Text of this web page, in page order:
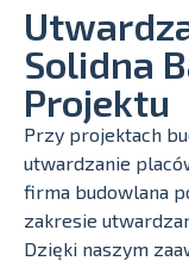
Solidna
Projektu
Przy projektach
utwardzanie
firma budowlana
zakresie
Dzięki naszym